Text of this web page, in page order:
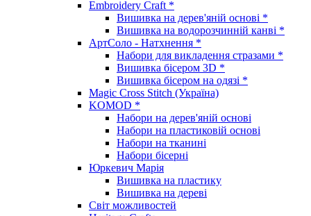
Embroidery Craft *
Вишивка на дерев'яній основі *
Вишивка на водорозчинній канві *
АртСоло - Натхнення *
Набори для викладення стразами *
Вишивка бісером 3D *
Вишивка бісером на одязі *
Magic Cross Stitch (Україна)
KOMOD *
Набори на дерев'яній основі
Набори на пластиковій основі
Набори на тканині
Набори бісерні
Юркевич Марія
Вишивка на пластику
Вишивка на дереві
Світ можливостей